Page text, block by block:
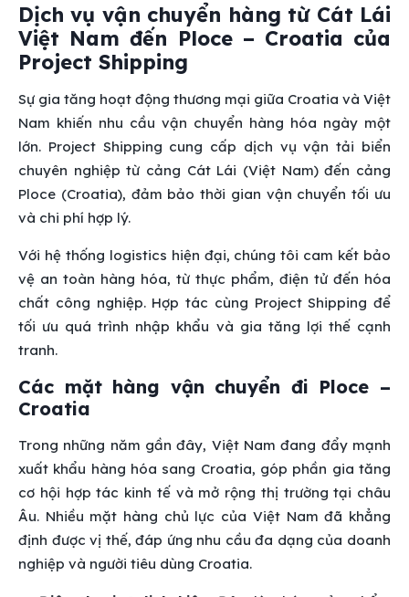
Dịch vụ vận chuyển hàng từ Cát Lái
Việt Nam đến Ploce – Croatia của
Project Shipping
Sự gia tăng hoạt động thương mại giữa Croatia và Việt
Nam khiến nhu cầu vận chuyển hàng hóa ngày một
lớn. Project Shipping cung cấp dịch vụ vận tải biển
chuyên nghiệp từ cảng Cát Lái (Việt Nam) đến cảng
Ploce (Croatia), đảm bảo thời gian vận chuyển tối ưu
và chi phí hợp lý.
Với hệ thống logistics hiện đại, chúng tôi cam kết bảo
vệ an toàn hàng hóa, từ thực phẩm, điện tử đến hóa
chất công nghiệp. Hợp tác cùng Project Shipping để
tối ưu quá trình nhập khẩu và gia tăng lợi thế cạnh
tranh.
Các mặt hàng vận chuyển đi Ploce –
Croatia
Trong những năm gần đây, Việt Nam đang đẩy mạnh
xuất khẩu hàng hóa sang Croatia, góp phần gia tăng
cơ hội hợp tác kinh tế và mở rộng thị trường tại châu
Âu. Nhiều mặt hàng chủ lực của Việt Nam đã khẳng
định được vị thế, đáp ứng nhu cầu đa dạng của doanh
nghiệp và người tiêu dùng Croatia.